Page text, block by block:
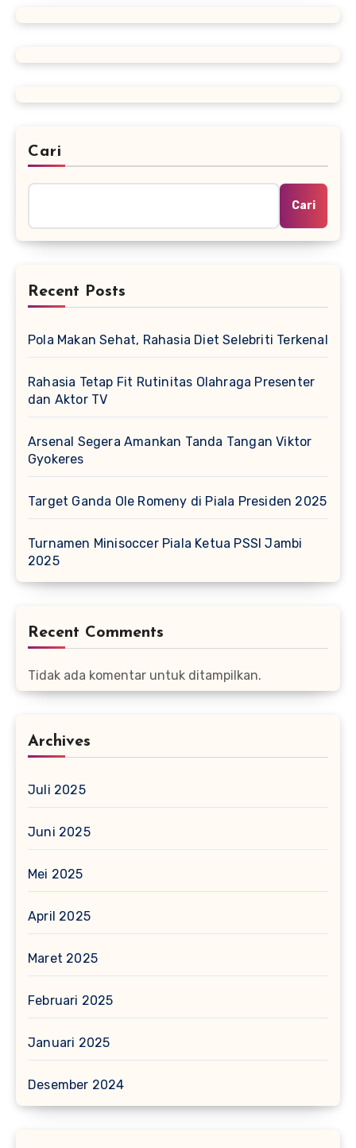
Cari
Cari
Recent Posts
Pola Makan Sehat, Rahasia Diet Selebriti Terkenal
Rahasia Tetap Fit Rutinitas Olahraga Presenter
dan Aktor TV
Arsenal Segera Amankan Tanda Tangan Viktor
Gyokeres
Target Ganda Ole Romeny di Piala Presiden 2025
Turnamen Minisoccer Piala Ketua PSSI Jambi
2025
Recent Comments
Tidak ada komentar untuk ditampilkan.
Archives
Juli 2025
Juni 2025
Mei 2025
April 2025
Maret 2025
Februari 2025
Januari 2025
Desember 2024